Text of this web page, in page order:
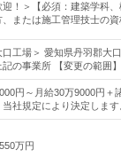
迎！＞【必須：建築学科
または施工管理技士の資
口工場＞ 愛知県丹羽郡大
の事業所 【変更の範囲
円～月給30万9000円
当社規定により決定しま
万円